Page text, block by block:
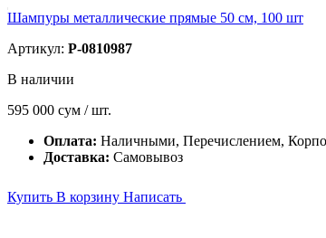
Шампуры металлические прямые 50 см, 100 шт
Артикул: P-0810987
В наличии
595 000 сум / шт.
Оплата: Наличными, Перечислением,
Доставка: Самовывоз
Купить В корзину Написать